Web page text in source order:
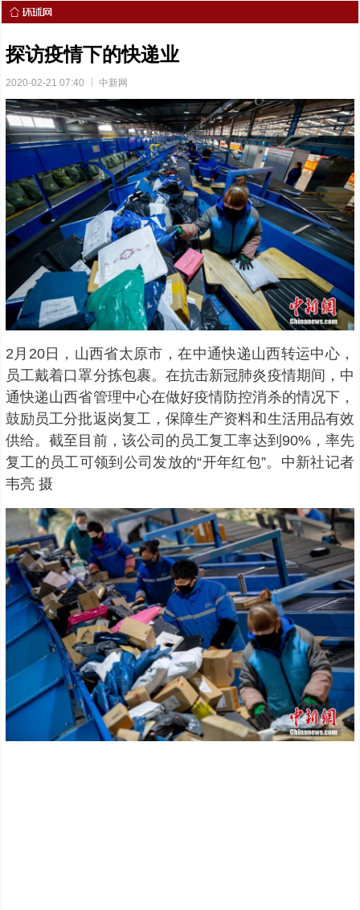
探访疫情下的快递业
2020-02-21 07:40 中新网
2月20日，山西省太原市，在中通快递山西转运中心，
员工戴着口罩分拣包裹。在抗击新冠肺炎疫情期间，中
通快递山西省管理中心在做好疫情防控消杀的情况下，
鼓励员工分批返岗复工，保障生产资料和生活用品有效
供给。截至目前，该公司的员工复工率达到90%，率先
复工的员工可领到公司发放的“开年红包”。中新社记者
韦亮 摄